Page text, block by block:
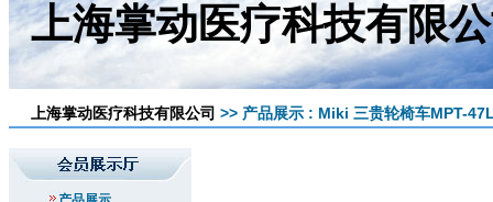
上海掌动医疗科技有限
上海掌动医疗科技有限公司 >> 产品展示 : Miki 三贵轮椅车MPT-